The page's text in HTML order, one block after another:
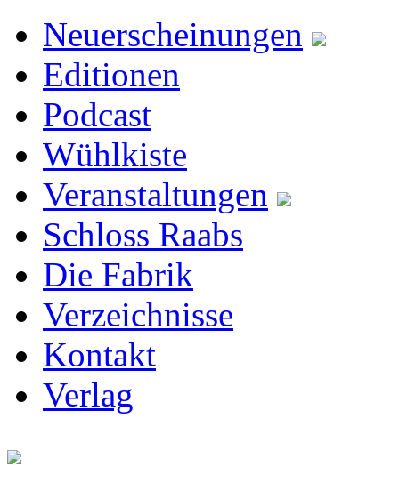
Neuerscheinungen
Editionen
Podcast
Wühlkiste
Veranstaltungen
Schloss Raabs
Die Fabrik
Verzeichnisse
Kontakt
Verlag